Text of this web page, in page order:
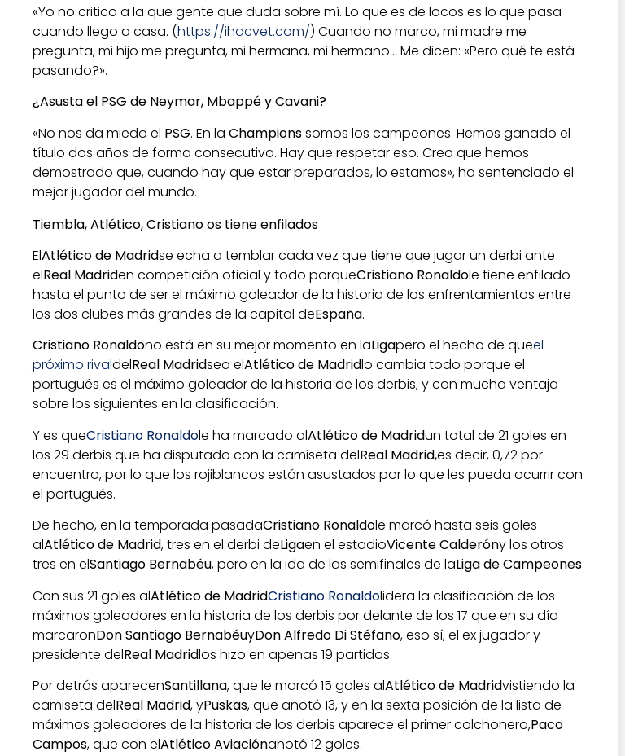
«Yo no critico a la que gente que duda sobre mí. Lo que es de locos es lo que pasa
cuando llego a casa. (https://ihacvet.com/) Cuando no marco, mi madre me
pregunta, mi hijo me pregunta, mi hermana, mi hermano… Me dicen: «Pero qué te está
pasando?».
¿Asusta el PSG de Neymar, Mbappé y Cavani?
«No nos da miedo el PSG. En la Championssomos los campeones. Hemos ganado el
título dos años de forma consecutiva. Hay que respetar eso. Creo que hemos
demostrado que, cuando hay que estar preparados, lo estamos», ha sentenciado el
mejor jugador del mundo.
Tiembla, Atlético, Cristiano os tiene enfilados
ElAtlético de Madridse echa a temblar cada vez que tiene que jugar un derbi ante
elReal Madriden competición oficial y todo porqueCristiano Ronaldole tiene enfilado
hasta el punto de ser el máximo goleador de la historia de los enfrentamientos entre
los dos clubes más grandes de la capital deEspaña.
Cristiano Ronaldono está en su mejor momento en laLigapero el hecho de queel
próximo rivaldelReal Madridsea elAtlético de Madridlo cambia todo porque el
portugués es el máximo goleador de la historia de los derbis, y con mucha ventaja
sobre los siguientes en la clasificación.
Y es queCristiano Ronaldole ha marcado alAtlético de Madridun total de 21 goles en
los 29 derbis que ha disputado con la camiseta delReal Madrid,es decir, 0,72 por
encuentro, por lo que los rojiblancos están asustados por lo que les pueda ocurrir con
el portugués.
De hecho, en la temporada pasadaCristiano Ronaldole marcó hasta seis goles
alAtlético de Madrid, tres en el derbi deLigaen el estadioVicente Calderóny los otros
tres en elSantiago Bernabéu, pero en la ida de las semifinales de laLiga de Campeones.
Con sus 21 goles alAtlético de MadridCristiano Ronaldolidera la clasificación de los
máximos goleadores en la historia de los derbis por delante de los 17 que en su día
marcaronDon Santiago BernabéuyDon Alfredo Di Stéfano, eso sí, el ex jugador y
presidente delReal Madridlos hizo en apenas 19 partidos.
Por detrás aparecenSantillana, que le marcó 15 goles alAtlético de Madridvistiendo la
camiseta delReal Madrid, yPuskas, que anotó 13, y en la sexta posición de la lista de
máximos goleadores de la historia de los derbis aparece el primer colchonero,Paco
Campos, que con elAtlético Aviaciónanotó 12 goles.